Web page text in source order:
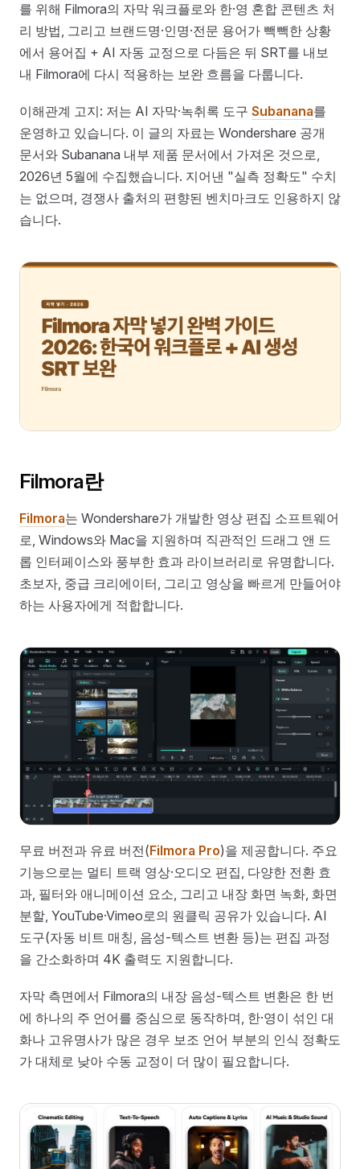
를 위해 Filmora의 자막 워크플로와 한·영 혼합 콘텐츠 처
리 방법, 그리고 브랜드명·인명·전문 용어가 빽빽한 상황
에서 용어집 + AI 자동 교정으로 다듬은 뒤 SRT를 내보
내 Filmora에 다시 적용하는 보완 흐름을 다룹니다.
이해관계 고지: 저는 AI 자막·녹취록 도구 Subanana를
운영하고 있습니다. 이 글의 자료는 Wondershare 공개
문서와 Subanana 내부 제품 문서에서 가져온 것으로,
2026년 5월에 수집했습니다. 지어낸 "실측 정확도" 수치
는 없으며, 경쟁사 출처의 편향된 벤치마크도 인용하지 않
습니다.
Filmora란
Filmora는 Wondershare가 개발한 영상 편집 소프트웨어
로, Windows와 Mac을 지원하며 직관적인 드래그 앤 드
롭 인터페이스와 풍부한 효과 라이브러리로 유명합니다.
초보자, 중급 크리에이터, 그리고 영상을 빠르게 만들어야
하는 사용자에게 적합합니다.
무료 버전과 유료 버전(Filmora Pro)을 제공합니다. 주요
기능으로는 멀티 트랙 영상·오디오 편집, 다양한 전환 효
과, 필터와 애니메이션 요소, 그리고 내장 화면 녹화, 화면
분할, YouTube·Vimeo로의 원클릭 공유가 있습니다. AI
도구(자동 비트 매칭, 음성-텍스트 변환 등)는 편집 과정
을 간소화하며 4K 출력도 지원합니다.
자막 측면에서 Filmora의 내장 음성-텍스트 변환은 한 번
에 하나의 주 언어를 중심으로 동작하며, 한·영이 섞인 대
화나 고유명사가 많은 경우 보조 언어 부분의 인식 정확도
가 대체로 낮아 수동 교정이 더 많이 필요합니다.